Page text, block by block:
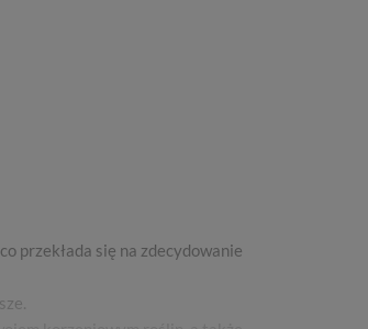
przekłada się na zdecydowanie